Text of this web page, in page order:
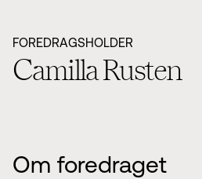
FOREDRAGSHOLDER
Camilla Rusten
Om foredraget